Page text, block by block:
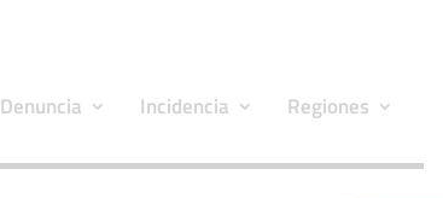
Denuncia Incidencia Regiones